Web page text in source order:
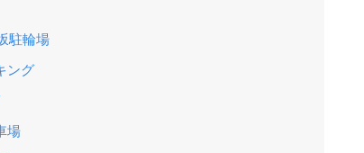
駐輪場
ング
場